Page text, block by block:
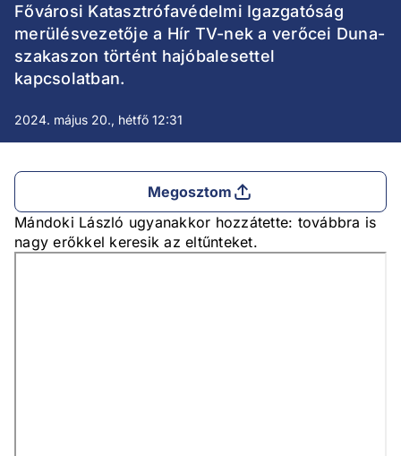
Fővárosi Katasztrófavédelmi Igazgatóság
merülésvezetője a Hír TV-nek a verőcei Duna-
szakaszon történt hajóbalesettel
kapcsolatban.
2024. május 20., hétfő 12:31
Megosztom
Mándoki László ugyanakkor hozzátette: továbbra is
nagy erőkkel keresik az eltűnteket.